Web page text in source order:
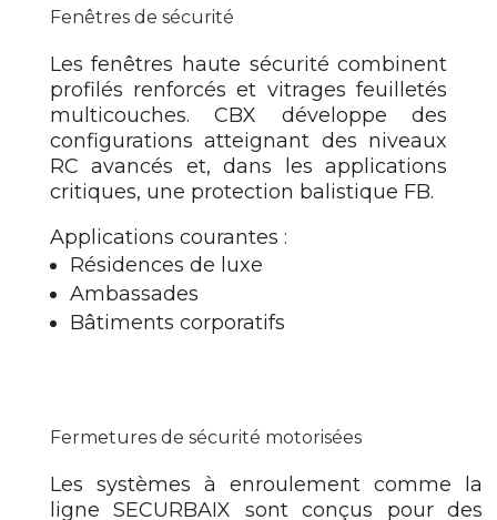
Fenêtres de sécurité
Les fenêtres haute sécurité combinent
profilés renforcés et vitrages feuilletés
multicouches. CBX développe des
configurations atteignant des niveaux
RC avancés et, dans les applications
critiques, une protection balistique FB.
Applications courantes :
Résidences de luxe
Ambassades
Bâtiments corporatifs
Fermetures de sécurité motorisées
Les systèmes à enroulement comme la
ligne SECURBAIX sont conçus pour des